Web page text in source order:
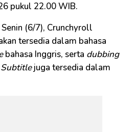
pukul 22.00 WIB.
(6/7), Crunchyroll
tersedia dalam bahasa
bahasa Inggris, serta dubbing
Subtitlejuga tersedia dalam